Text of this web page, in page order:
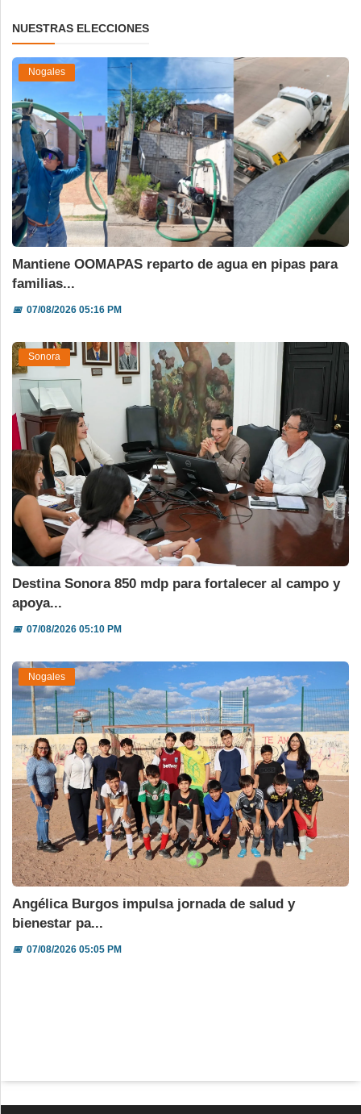
NUESTRAS ELECCIONES
Nogales
Mantiene OOMAPAS reparto de agua en pipas para
familias...
📅07/08/2026 05:16 PM
Sonora
Destina Sonora 850 mdp para fortalecer al campo y
apoya...
📅07/08/2026 05:10 PM
Nogales
Angélica Burgos impulsa jornada de salud y
bienestar pa...
📅07/08/2026 05:05 PM